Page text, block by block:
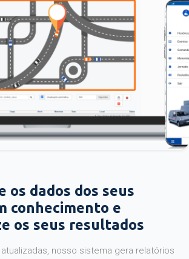
os dados dos seus
conhecimento e
os seus resultados
nosso sistema gera relatórios